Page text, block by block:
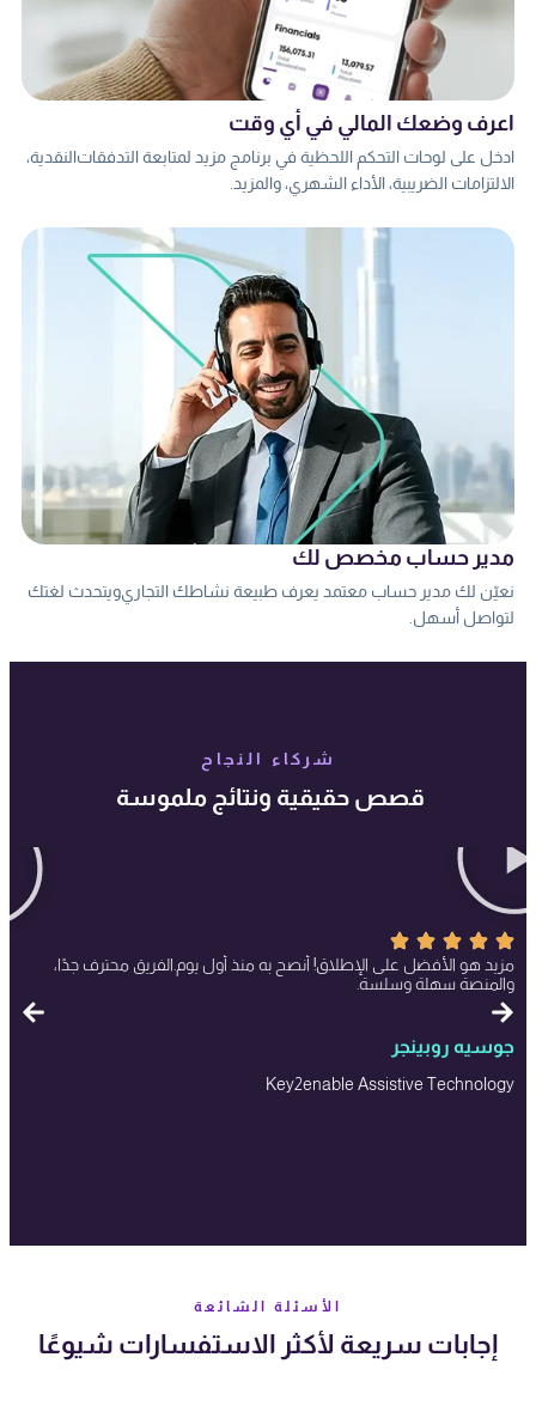
اعرف وضعك المالي في أي وقت
ادخل على لوحات التحكم اللحظية في برنامج مزيد لمتابعة التدفقات النقدية،
الالتزامات الضريبية، الأداء الشهري، والمزيد.
مدير حساب مخصص لك
نعيّن لك مدير حساب معتمد يعرف طبيعة نشاطك التجاري ويتحدث لغتك
لتواصل أسهل.
شركاء النجاح
قصص حقيقية ونتائج ملموسة
مزيد هو الأفضل على الإطلاق! أنصح به منذ أول يوم. الفريق محترف جدًا،
والمنصة سهلة وسلسة.
جوسيه روبينجر
Key2enable Assistive Technology
الأسئلة الشائعة
إجابات سريعة لأكثر الاستفسارات شيوعًا